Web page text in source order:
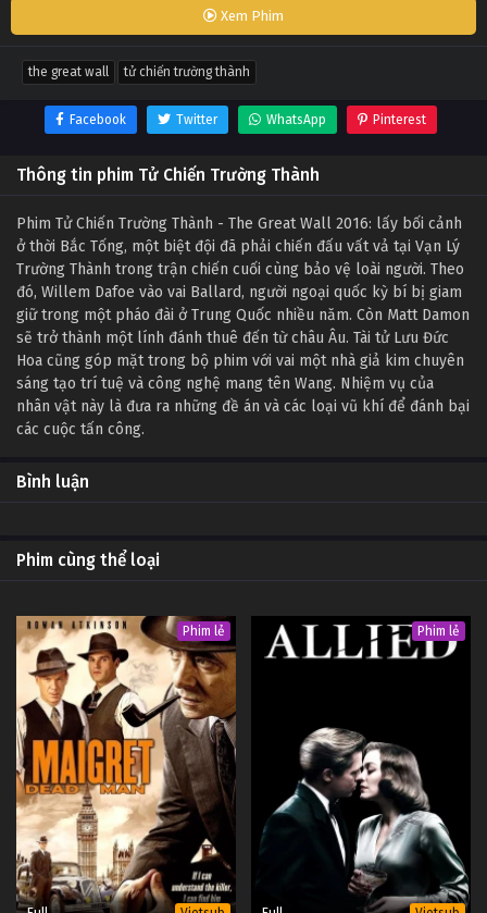
Xem Phim
the great wall tử chiến trường thành
Facebook Twitter WhatsApp Pinterest
Thông tin phim Tử Chiến Trường Thành
Phim Tử Chiến Trường Thành - The Great Wall 2016: lấy bối cảnh
ở thời Bắc Tống, một biệt đội đã phải chiến đấu vất vả tại Vạn Lý
Trường Thành trong trận chiến cuối cùng bảo vệ loài người. Theo
đó, Willem Dafoe vào vai Ballard, người ngoại quốc kỳ bí bị giam
giữ trong một pháo đài ở Trung Quốc nhiều năm. Còn Matt Damon
sẽ trở thành một lính đánh thuê đến từ châu Âu. Tài tử Lưu Đức
Hoa cũng góp mặt trong bộ phim với vai một nhà giả kim chuyên
sáng tạo trí tuệ và công nghệ mang tên Wang. Nhiệm vụ của
nhân vật này là đưa ra những đề án và các loại vũ khí để đánh bại
các cuộc tấn công.
Bình luận
Phim cùng thể loại
Phim lẻ Phim lẻ